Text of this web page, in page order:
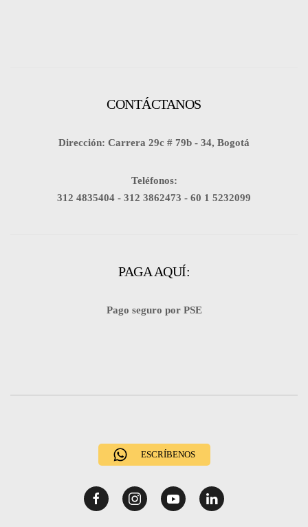
CONTÁCTANOS
Dirección: Carrera 29c # 79b - 34, Bogotá
Teléfonos:
312 4835404 - 312 3862473 - 60 1 5232099
PAGA AQUÍ:
Pago seguro por PSE
ESCRÍBENOS